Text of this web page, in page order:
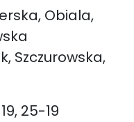
Obiala,
Szczurowska,
25-19